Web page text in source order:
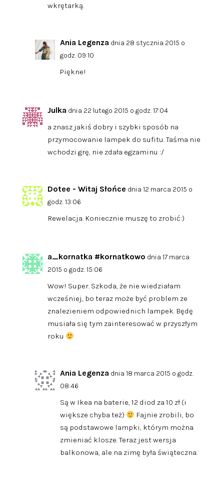
wkrętarką.
Ania Legenza dnia 28 stycznia 2015 o
godz. 09:10
Piękne!
Julka dnia 22 lutego 2015 o godz. 17:04
a znasz jakiś dobry i szybki sposób na
przymocowanie lampek do sufitu. Taśma nie
wchodzi grę, nie zdała egzaminu :/
Dotee - Witaj Słońce dnia 12 marca 2015 o
godz. 13:06
Rewelacja. Koniecznie muszę to zrobić:)
a_kornatka #kornatkowo dnia 17 marca
2015 o godz. 15:06
Wow! Super. Szkoda, że nie wiedziałam
wcześniej, bo teraz może być problem ze
znalezieniem odpowiednich lampek. Będę
musiała się tym zainteresować w przyszłym
roku
Ania Legenza dnia 18 marca 2015 o godz.
08:46
Są w Ikea na baterie, 12 diod za 10 zł (i
większe chyba też)
Fajnie zrobili, bo
są podstawowe lampki, którym można
zmieniać klosze. Teraz jest wersja
balkonowa, ale na zimę była świąteczna.